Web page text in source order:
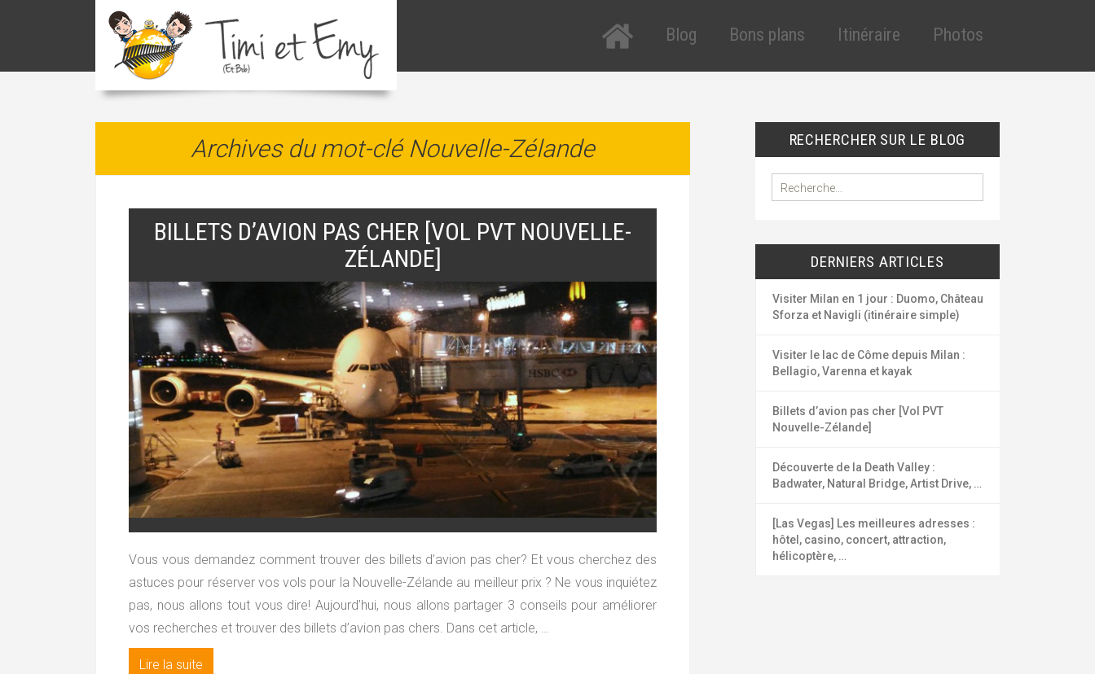
Blog
Etats-Unis
Italie
Bons plans
Réduction assurance
Toutes les réductions
Hygiène et santé
Itinéraire Photos
Archives du mot-clé Nouvelle-Zélande
BILLETS D’AVION PAS CHER [VOL PVT NOUVELLE-
ZÉLANDE]
Vous vous demandez comment trouver des billets d’avion pas cher? Et vous cherchez des
astuces pour réserver vos vols pour la Nouvelle-Zélande au meilleur prix ? Ne vous inquiétez
pas, nous allons tout vous dire! Aujourd’hui, nous allons partager 3 conseils pour améliorer
vos recherches et trouver des billets d’avion pas chers. Dans cet article, …
Lire la suite
RECHERCHER SUR LE BLOG
e
e
c
h
e
:
DERNIERS ARTICLES
Visiter Milan en 1 jour : Duomo, Château
Sforza et Navigli (itinéraire simple)
Visiter le lac de Côme depuis Milan :
Bellagio, Varenna et kayak
Billets d’avion pas cher [Vol PVT
Nouvelle-Zélande]
Découverte de la Death Valley :
Badwater, Natural Bridge, Artist Drive, …
[Las Vegas] Les meilleures adresses :
hôtel, casino, concert, attraction,
hélicoptère, …